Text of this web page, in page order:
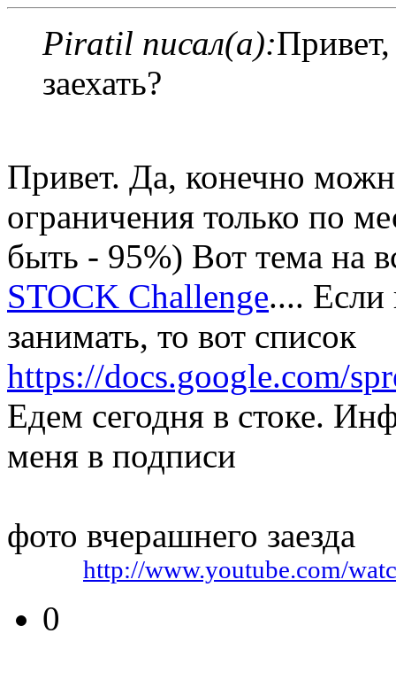
Piratil писал(а):
заехать?
Привет. Да, конечно
ограничения только по
быть - 95%) Вот тема на
STOCK Challenge.... Если
занимать, то вот список
https://docs.google.com/
Едем сегодня в стоке.
меня в подписи
фото вчерашнего заезда
http://www.youtube.com/
0